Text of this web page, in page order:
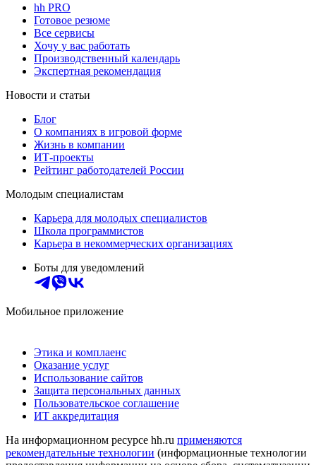
hh PRO
Готовое резюме
Все сервисы
Хочу у вас работать
Производственный календарь
Экспертная рекомендация
Новости и статьи
Блог
О компаниях в игровой форме
Жизнь в компании
ИТ-проекты
Рейтинг работодателей России
Молодым специалистам
Карьера для молодых специалистов
Школа программистов
Карьера в некоммерческих организациях
Боты для уведомлений
Мобильное приложение
Этика и комплаенс
Оказание услуг
Использование сайтов
Защита персональных данных
Пользовательское соглашение
ИТ аккредитация
На информационном ресурсе hh.ru применяются
рекомендательные технологии (информационные технологии